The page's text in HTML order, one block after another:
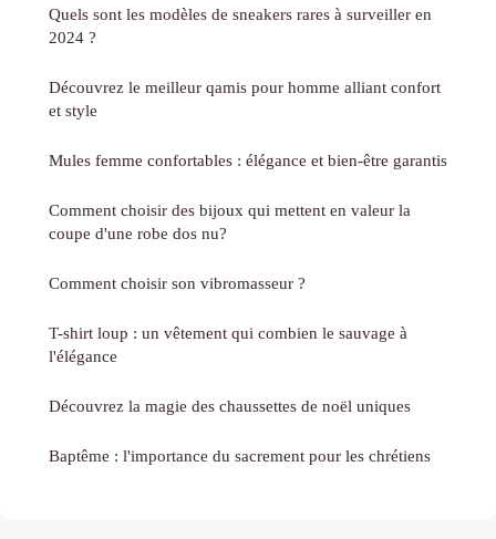
Quels sont les modèles de sneakers rares à surveiller en
2024 ?
Découvrez le meilleur qamis pour homme alliant confort
et style
Mules femme confortables : élégance et bien-être garantis
Comment choisir des bijoux qui mettent en valeur la
coupe d'une robe dos nu?
Comment choisir son vibromasseur ?
T-shirt loup : un vêtement qui combien le sauvage à
l'élégance
Découvrez la magie des chaussettes de noël uniques
Baptême : l'importance du sacrement pour les chrétiens